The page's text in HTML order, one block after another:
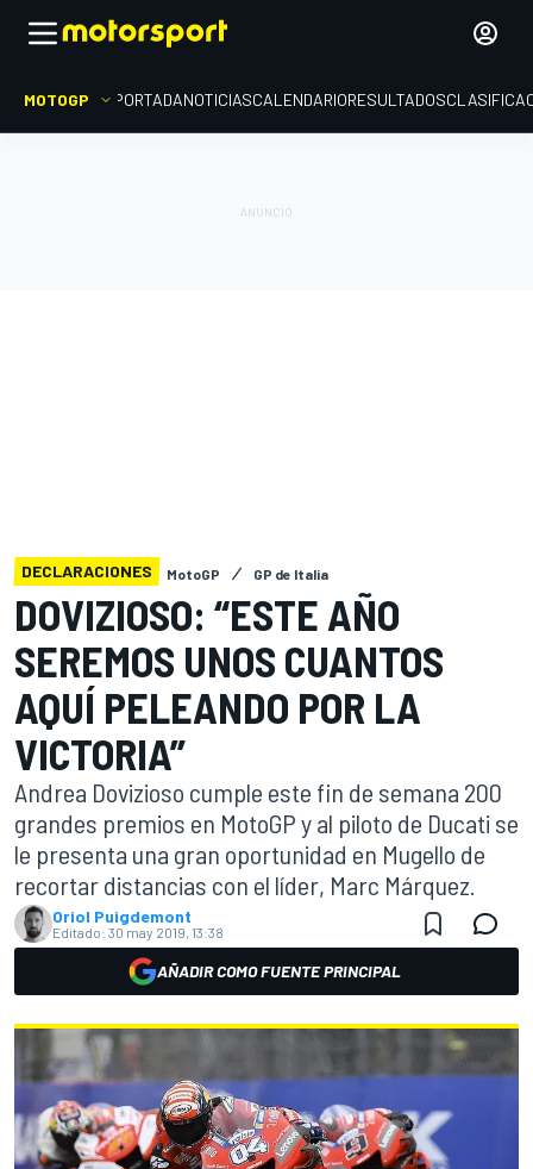
MOTOGP PORTADANOTICIASCALENDARIORESULTADOS
DECLARACIONES MotoGP GP de Italia
DOVIZIOSO: “ESTE AÑO
SEREMOS UNOS CUANTOS
AQUÍ PELEANDO POR LA
VICTORIA”
Andrea Dovizioso cumple este fin de semana 200
grandes premios en MotoGP y al piloto de Ducati se
le presenta una gran oportunidad en Mugello de
recortar distancias con el líder, Marc Márquez.
Oriol Puigdemont
Editado: 30 may 2019, 13:38
AÑADIR COMO FUENTE PRINCIPAL